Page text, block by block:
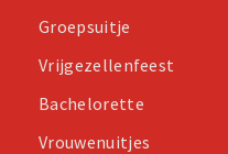
Groepsuitje
Vrijgezellenfeest
Bachelorette
Vrouwenuitjes